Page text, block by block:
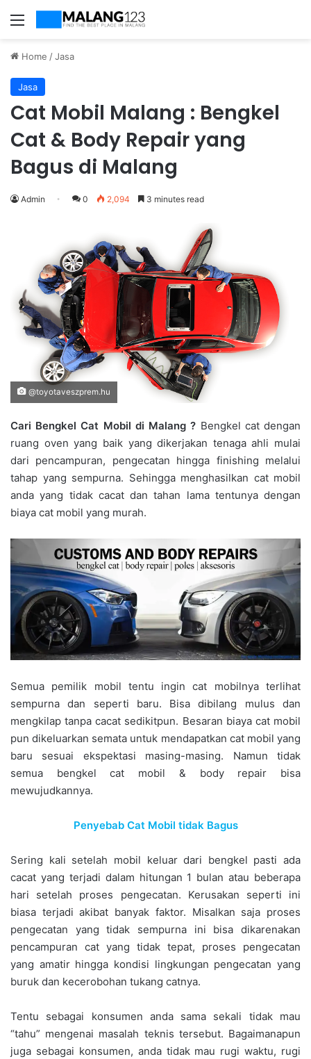
Home /Jasa
Jasa
Cat Mobil Malang : Bengkel
Cat & Body Repair yang
Bagus di Malang
Admin 0 2,094 3 minutes read
@toyotaveszprem.hu
Cari Bengkel Cat Mobil di Malang ? Bengkel cat dengan
ruang oven yang baik yang dikerjakan tenaga ahli mulai
dari pencampuran, pengecatan hingga finishing melalui
tahap yang sempurna. Sehingga menghasilkan cat mobil
anda yang tidak cacat dan tahan lama tentunya dengan
biaya cat mobil yang murah.
Semua pemilik mobil tentu ingin cat mobilnya terlihat
sempurna dan seperti baru. Bisa dibilang mulus dan
mengkilap tanpa cacat sedikitpun. Besaran biaya cat mobil
pun dikeluarkan semata untuk mendapatkan cat mobil yang
baru sesuai ekspektasi masing-masing. Namun tidak
semua bengkel cat mobil & body repair bisa
mewujudkannya.
Penyebab Cat Mobil tidak Bagus
Sering kali setelah mobil keluar dari bengkel pasti ada
cacat yang terjadi dalam hitungan 1 bulan atau beberapa
hari setelah proses pengecatan. Kerusakan seperti ini
biasa terjadi akibat banyak faktor. Misalkan saja proses
pengecatan yang tidak sempurna ini bisa dikarenakan
pencampuran cat yang tidak tepat, proses pengecatan
yang amatir hingga kondisi lingkungan pengecatan yang
buruk dan kecerobohan tukang catnya.
Tentu sebagai konsumen anda sama sekali tidak mau
“tahu” mengenai masalah teknis tersebut. Bagaimanapun
juga sebagai konsumen, anda tidak mau rugi waktu, rugi